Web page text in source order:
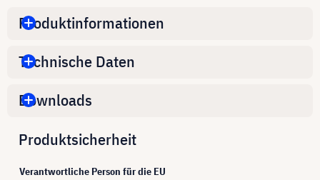
Produktinformationen
Technische Daten
Downloads
Produktsicherheit
Verantwortliche Person für die EU